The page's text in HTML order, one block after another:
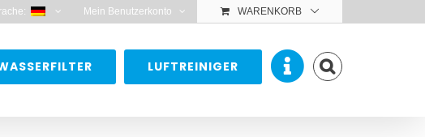
Mein Benutzerkonto WARENKORB
LUFTREINIGER